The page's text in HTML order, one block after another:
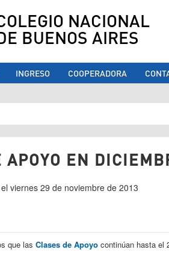
NACIONAL
BUENOS AIRES
INGRESO COOPERADORA
usted aquí
APOYO EN
viernes 29 de noviembre de 2013
que las Clases de Apoyo continúan hasta el